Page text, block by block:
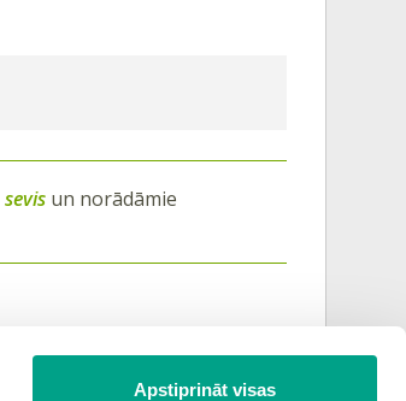
Apstiprināt visas
sevis un norādāmie